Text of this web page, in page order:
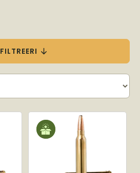
FILTREERI